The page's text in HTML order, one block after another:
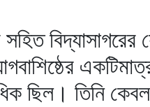
সহিত
ছিল। তিনি কেবল